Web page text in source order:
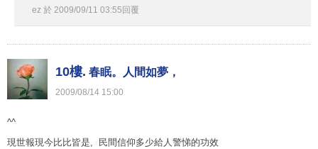
ez 於 2009/09/11 03:55 回覆
10樓. 春眠。人間如夢，
2009/08/14 15:00
^^
現世報現今比比皆是, 民間信仰多少給人警悌的功效